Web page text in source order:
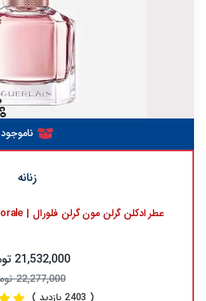
ناموجود
زنانه
عطر ادکلن گرلن مون گرلن فلورال | guerlain mon guerlain florale
21,532,000 تومان
22,277,000 تومان
( 2403 بازدید )